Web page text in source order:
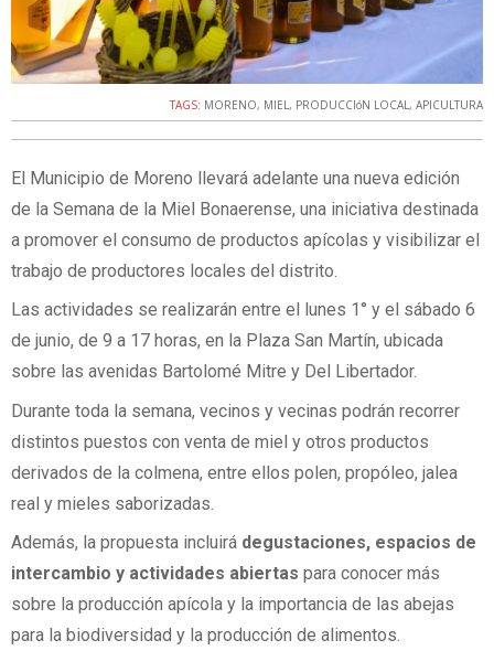
TAGS: MORENO, MIEL, PRODUCCIóN LOCAL, APICULTURA
El Municipio de Moreno llevará adelante una nueva edición
de la Semana de la Miel Bonaerense, una iniciativa destinada
a promover el consumo de productos apícolas y visibilizar el
trabajo de productores locales del distrito.
Las actividades se realizarán entre el lunes 1° y el sábado 6
de junio, de 9 a 17 horas, en la Plaza San Martín, ubicada
sobre las avenidas Bartolomé Mitre y Del Libertador.
Durante toda la semana, vecinos y vecinas podrán recorrer
distintos puestos con venta de miel y otros productos
derivados de la colmena, entre ellos polen, propóleo, jalea
real y mieles saborizadas.
Además, la propuesta incluirá degustaciones, espacios de
intercambio y actividades abiertas para conocer más
sobre la producción apícola y la importancia de las abejas
para la biodiversidad y la producción de alimentos.